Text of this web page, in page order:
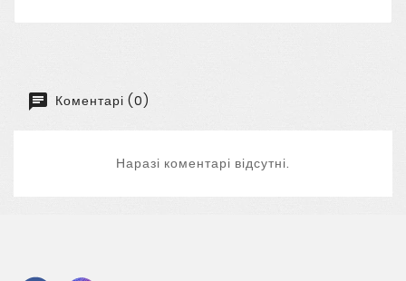
Коментарі (0)
Наразі коментарі відсутні.